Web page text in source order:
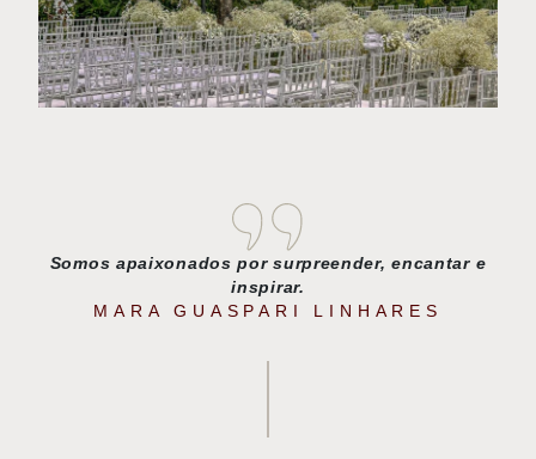
Somos apaixonados por surpreender, encantar e
inspirar.
MARA GUASPARI LINHARES